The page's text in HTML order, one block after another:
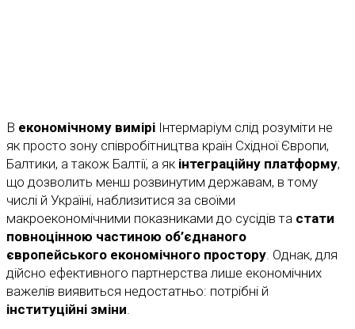
В економічному вимірі Інтермаріум слід розуміти не
як просто зону співробітництва країн Східної Європи,
Балтики, а також Балтії, а як інтеграційну платформу,
що дозволить менш розвинутим державам, в тому
числі й Україні, наблизитися за своїми
макроекономічними показниками до сусідів та стати
повноцінною частиною об’єднаного
європейського економічного простору. Однак, для
дійсно ефективного партнерства лише економічних
важелів виявиться недостатньо: потрібні й
інституційні зміни.